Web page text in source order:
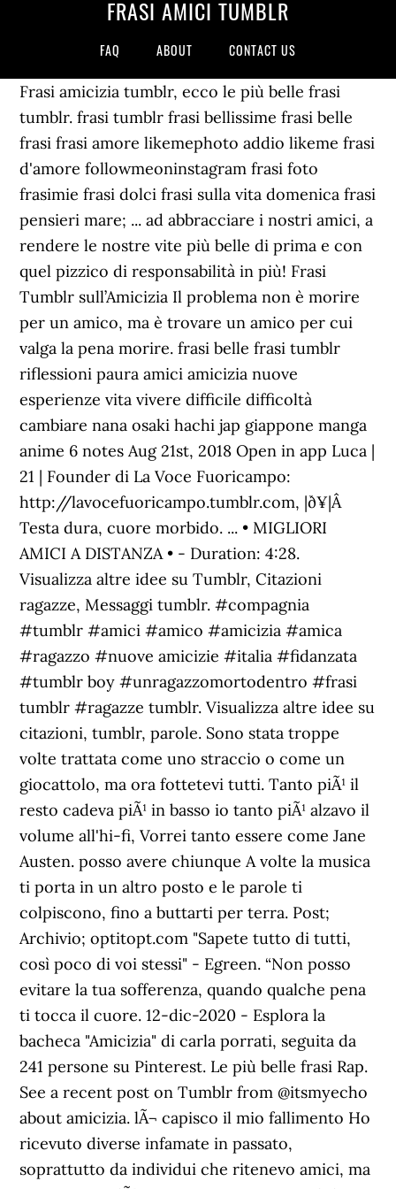
FRASI AMICI TUMBLR
FAQ ABOUT CONTACT US
Frasi amicizia tumblr, ecco le più belle frasi
tumblr. frasi tumblr frasi bellissime frasi belle
frasi frasi amore likemephoto addio likeme frasi
d'amore followmeoninstagram frasi foto
frasimie frasi dolci frasi sulla vita domenica frasi
pensieri mare; ... ad abbracciare i nostri amici, a
rendere le nostre vite più belle di prima e con
quel pizzico di responsabilità in più! Frasi
Tumblr sull’Amicizia Il problema non è morire
per un amico, ma è trovare un amico per cui
valga la pena morire. frasi belle frasi tumblr
riflessioni paura amici amicizia nuove
esperienze vita vivere difficile difficoltà
cambiare nana osaki hachi jap giappone manga
anime 6 notes Aug 21st, 2018 Open in app Luca |
21 | Founder di La Voce Fuoricampo:
http://lavocefuoricampo.tumblr.com, |ð¥|Â
Testa dura, cuore morbido. ... • MIGLIORI
AMICI A DISTANZA • - Duration: 4:28.
Visualizza altre idee su Tumblr, Citazioni
ragazze, Messaggi tumblr. #compagnia
#tumblr #amici #amico #amicizia #amica
#ragazzo #nuove amicizie #italia #fidanzata
#tumblr boy #unragazzomortodentro #frasi
tumblr #ragazze tumblr. Visualizza altre idee su
citazioni, tumblr, parole. Sono stata troppe
volte trattata come uno straccio o come un
giocattolo, ma ora fottetevi tutti. Tanto piÃ¹ il
resto cadeva piÃ¹ in basso io tanto piÃ¹ alzavo il
volume all'hi-fi, Vorrei tanto essere come Jane
Austen. posso avere chiunque A volte la musica
ti porta in un altro posto e le parole ti
colpiscono, fino a buttarti per terra. Post;
Archivio; optitopt.com "Sapete tutto di tutti,
così poco di voi stessi" - Egreen. “Non posso
evitare la tua sofferenza, quando qualche pena
ti tocca il cuore. 12-dic-2020 - Esplora la
bacheca "Amicizia" di carla porrati, seguita da
241 persone su Pinterest. Le più belle frasi Rap.
See a recent post on Tumblr from @itsmyecho
about amicizia. lÃ¬ capisco il mio fallimento Ho
ricevuto diverse infamate in passato,
soprattutto da individui che ritenevo amici, ma